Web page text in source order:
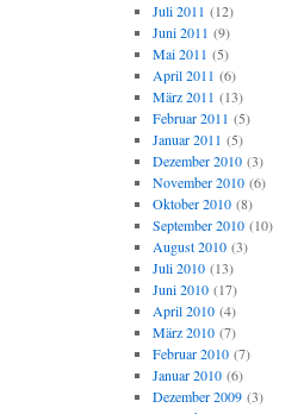
Juli 2011 (12)
Juni 2011 (9)
Mai 2011 (5)
April 2011 (6)
März 2011 (13)
Februar 2011 (5)
Januar 2011 (5)
Dezember 2010(3)
November 2010(6)
Oktober 2010(8)
September 2010(10)
August 2010(3)
Juli 2010(13)
Juni 2010(17)
April 2010(4)
März 2010(7)
Februar 2010(7)
Januar 2010(6)
Dezember 2009(3)